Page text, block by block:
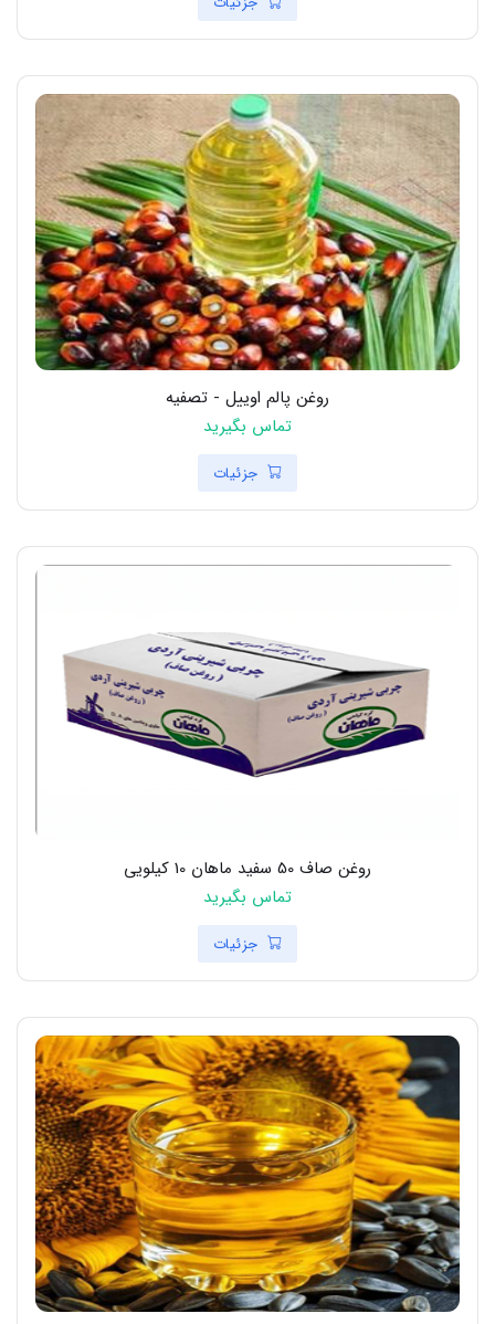
روغن پالم اوییل - تصفیه
تماس بگیرید
جزئیات
روغن صاف 50 سفید ماهان 10 کیلویی
تماس بگیرید
جزئیات